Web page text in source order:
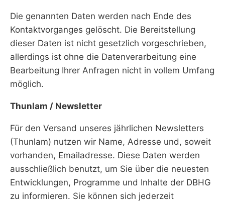
Die genannten Daten werden nach Ende des
Kontaktvorganges gelöscht. Die Bereitstellung
dieser Daten ist nicht gesetzlich vorgeschrieben,
allerdings ist ohne die Datenverarbeitung eine
Bearbeitung Ihrer Anfragen nicht in vollem Umfang
möglich.
Thunlam / Newsletter
Für den Versand unseres jährlichen Newsletters
(Thunlam) nutzen wir Name, Adresse und, soweit
vorhanden, Emailadresse. Diese Daten werden
ausschließlich benutzt, um Sie über die neuesten
Entwicklungen, Programme und Inhalte der DBHG
zu informieren. Sie können sich jederzeit